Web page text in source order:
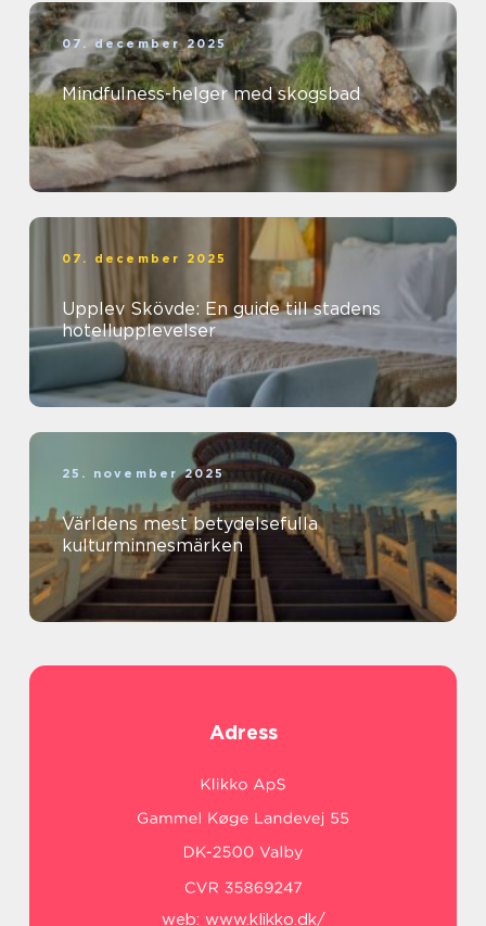
07. december 2025
Mindfulness-helger med skogsbad
07. december 2025
Upplev Skövde: En guide till stadens
hotellupplevelser
25. november 2025
Världens mest betydelsefulla
kulturminnesmärken
Adress
web: www.klikko.dk/